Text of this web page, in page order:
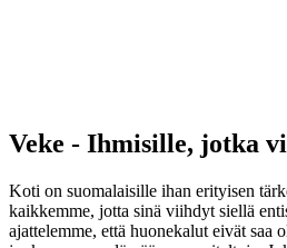
Veke - Ihmisille, jotka
Koti on suomalaisille ihan erityisen
kaikkemme, jotta sinä viihdyt siellä
ajattelemme, että huonekalut eivät saa